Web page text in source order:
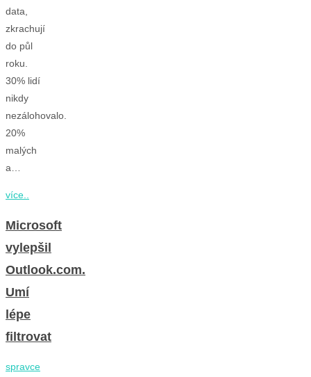
data,
zkrachují
do půl
roku.
30% lidí
nikdy
nezálohovalo.
20%
malých
a…
více..
Microsoft
vylepšil
Outlook.com.
Umí
lépe
filtrovat
spravce